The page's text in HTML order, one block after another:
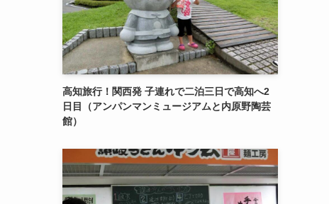
高知旅行！関西発 子連れで二泊三日で高知へ2
日目（アンパンマンミュージアムと内原野陶芸
館）